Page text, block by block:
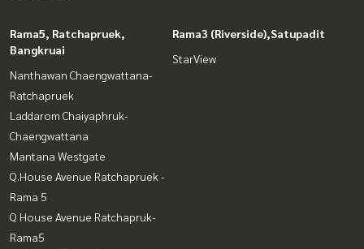
Rama5, Ratchapruek,
Bangkruai
Nanthawan Chaengwattana-
Ratchapruek
Laddarom Chaiyaphruk-
Chaengwattana
Mantana Westgate
Q.House Avenue Ratchapruek -
Rama 5
Q House Avenue Ratchapruk-
Rama5
Rama3 (Riverside),Satupadit
StarView